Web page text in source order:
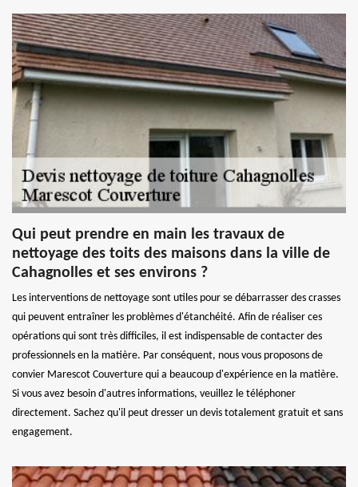
Qui peut prendre en main les travaux de
nettoyage des toits des maisons dans la ville de
Cahagnolles et ses environs ?
Les interventions de nettoyage sont utiles pour se débarrasser des crasses
qui peuvent entraîner les problèmes d'étanchéité. Afin de réaliser ces
opérations qui sont très difficiles, il est indispensable de contacter des
professionnels en la matière. Par conséquent, nous vous proposons de
convier Marescot Couverture qui a beaucoup d'expérience en la matière.
Si vous avez besoin d'autres informations, veuillez le téléphoner
directement. Sachez qu'il peut dresser un devis totalement gratuit et sans
engagement.